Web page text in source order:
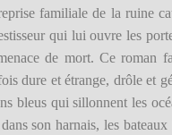
familiale de la ruine
qui lui ouvre les
de mort. Ce roman
dure et étrange, drôle et
bleus qui sillonnent les
son harnais, les